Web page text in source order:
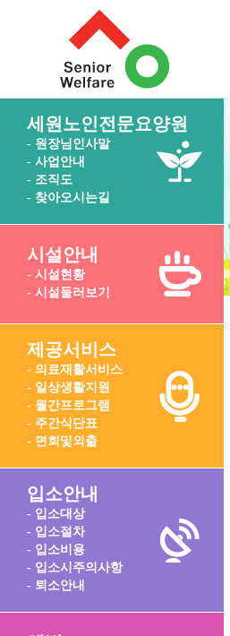
세원노인전문요양원
- 원장님인사말
- 사업안내
- 조직도
- 찾아오시는길
시설안내
- 시설현황
- 시설둘러보기
제공서비스
- 의료재활서비스
- 일상생활지원
- 월간프로그램
- 주간식단표
- 면회및외출
입소안내
- 입소대상
- 입소절차
- 입소비용
- 입소시주의사항
- 퇴소안내